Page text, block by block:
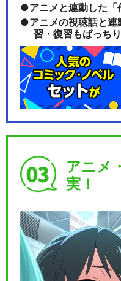
アニメと連動した
アニメの視聴話と
習・復習もばっちり
アニメ
実！